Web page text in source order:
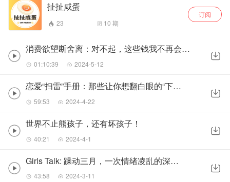
扯扯咸蛋
23 10 期
订阅
消费欲望断舍离：对不起，这些钱我不再会花了！！
01:10:39 2024-5-12
恋爱“扫雷”手册：那些让你想翻白眼的“下头男”
59:53 2024-4-22
世界不止熊孩子，还有坏孩子！
40:21 2024-4-1
Girls Talk: 躁动三月，一次情绪凌乱的深夜交谈
43:58 2024-3-11